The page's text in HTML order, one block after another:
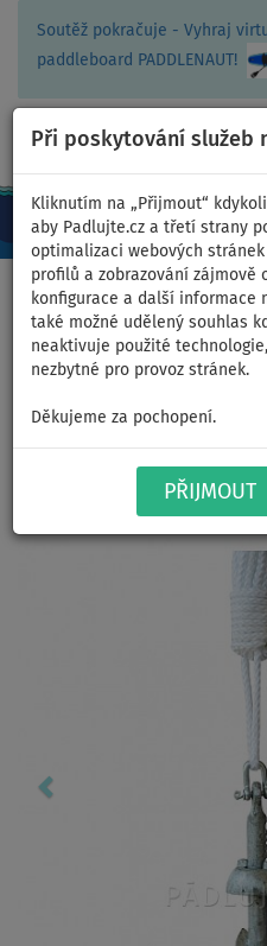
Soutěž pokračuje - Vyhraj
paddleboard PADDLENAUT!
Při poskytování služeb
Kliknutím na „Přijmout“
aby Padlujte.cz a třetí strany
optimalizaci webových
profilů a zobrazování zájmově
konfigurace a další informace
také možné udělený souhlas
neaktivuje použité
nezbytné pro provoz stránek.
Děkujeme za pochopení.
PŘIJMOUT
CZ/Kč
Domů >Kajaky a kánoe
Kotva AQUA
8m - kotva pro